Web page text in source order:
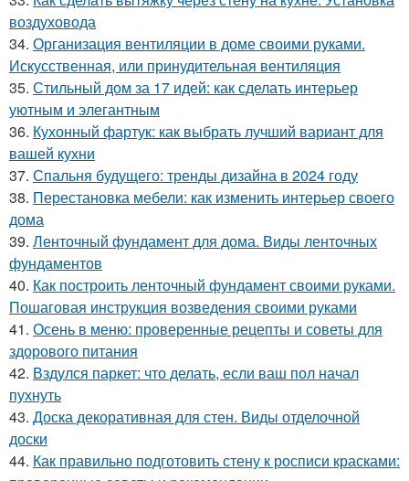
воздуховода
34. Организация вентиляции в доме своими руками.
Искусственная, или принудительная вентиляция
35. Стильный дом за 17 идей: как сделать интерьер
уютным и элегантным
36. Кухонный фартук: как выбрать лучший вариант для
вашей кухни
37. Спальня будущего: тренды дизайна в 2024 году
38. Перестановка мебели: как изменить интерьер своего
дома
39. Ленточный фундамент для дома. Виды ленточных
фундаментов
40. Как построить ленточный фундамент своими руками.
Пошаговая инструкция возведения своими руками
41. Осень в меню: проверенные рецепты и советы для
здорового питания
42. Вздулся паркет: что делать, если ваш пол начал
пухнуть
43. Доска декоративная для стен. Виды отделочной
доски
44. Как правильно подготовить стену к росписи красками: